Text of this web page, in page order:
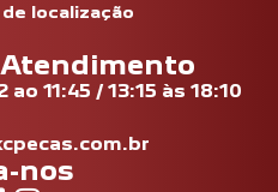
localização
11:45 / 13:15 às 18:10
nos